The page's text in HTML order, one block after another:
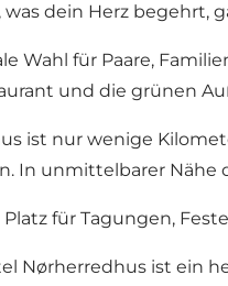
dein Herz begehrt,
Wahl für Paare,
und die grünen
ist nur wenige
In unmittelbarer Nähe
für Tagungen,
Nørherredhus ist ein